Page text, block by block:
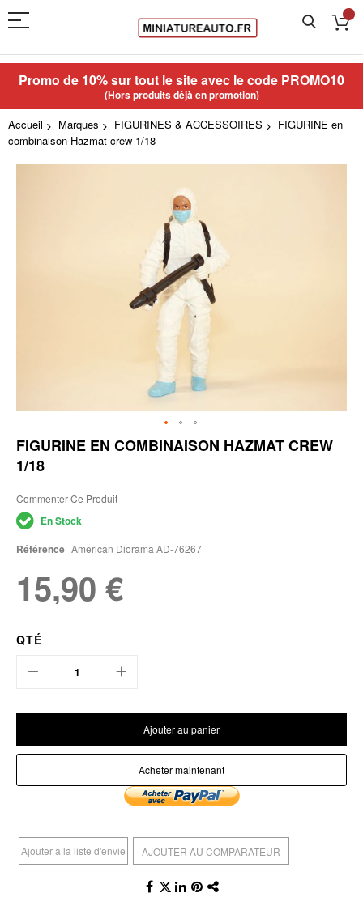
Promo de 10% sur tout le site avec le code PROMO10
(Hors produits déjà en promotion)
Accueil Marques FIGURINES & ACCESSOIRES
FIGURINE en
combinaison Hazmat crew 1/18
Skip
to
the
of
the
images
FIGURINE EN COMBINAISON HAZMAT CREW
1/18
Commenter Ce Produit
En Stock
Référence American Diorama AD-76267
15,90 €
QTÉ
Ajouter au panier
Acheter maintenant
Ajouter a la liste d'envie AJOUTER AU COMPARATEUR